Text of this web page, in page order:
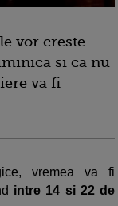
vor creste
si ca nu
va fi
vremea va fi
intre 14 si 22 de